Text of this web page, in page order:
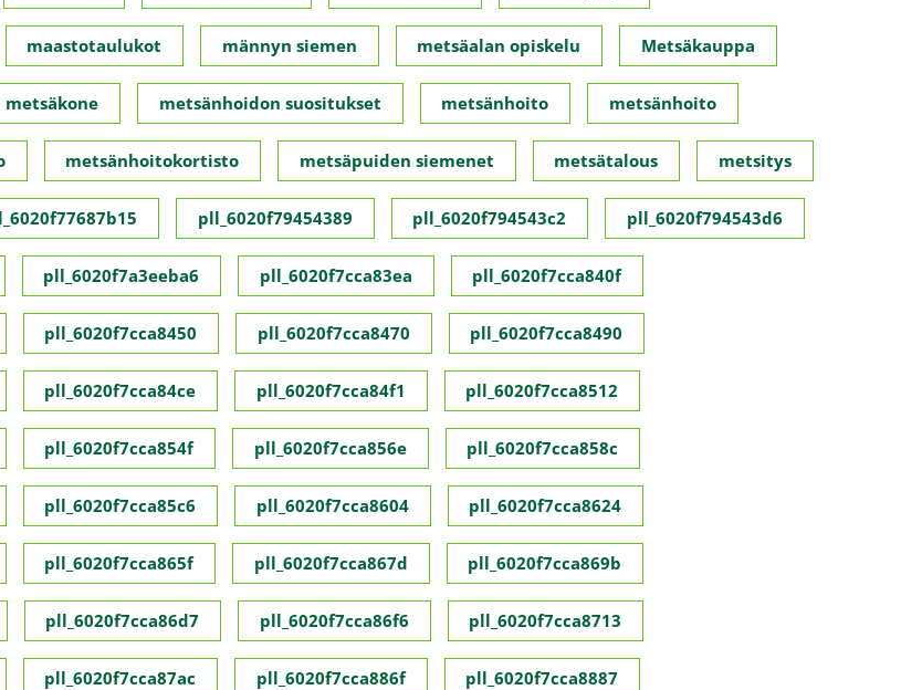
maastotaulukot männyn siemen metsäalan opiskelu Metsäkauppa
metsäkone metsänhoidon suositukset metsänhoito metsänhoito
metsänhoitokortisto metsäpuiden siemenet metsätalous metsitys
pll_6020f79454389 pll_6020f794543c2 pll_6020f794543d6
pll_6020f7a3eeba6 pll_6020f7cca83ea pll_6020f7cca840f
pll_6020f7cca8450 pll_6020f7cca8470 pll_6020f7cca8490
pll_6020f7cca84ce pll_6020f7cca84f1 pll_6020f7cca8512
pll_6020f7cca854f pll_6020f7cca856e pll_6020f7cca858c
pll_6020f7cca85c6 pll_6020f7cca8604 pll_6020f7cca8624
pll_6020f7cca865f pll_6020f7cca867d pll_6020f7cca869b
pll_6020f7cca86d7 pll_6020f7cca86f6 pll_6020f7cca8713
pll_6020f7cca87ac pll_6020f7cca886f pll_6020f7cca8887